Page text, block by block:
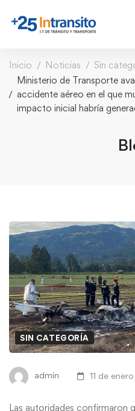
Inicio Noticias
Sin
Ministerio de Transporte
accidente aéreo en el que
impacto inicial habría
SIN CATEGORÍA
admin 11 de
Las autoridades confirmaron